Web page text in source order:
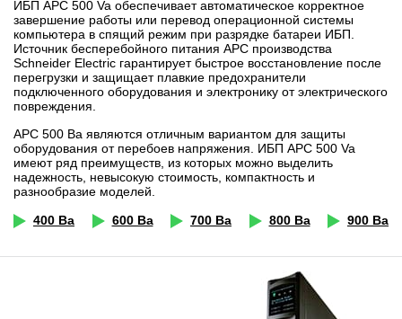
ИБП APC 500 Va обеспечивает автоматическое корректное
завершение работы или перевод операционной системы
компьютера в спящий режим при разрядке батареи ИБП.
Источник бесперебойного питания APC производства
Schneider Electric гарантирует быстрое восстановление после
перегрузки и защищает плавкие предохранители
подключенного оборудования и электронику от электрического
повреждения.
APC 500 Ва являются отличным вариантом для защиты
оборудования от перебоев напряжения. ИБП APC 500 Va
имеют ряд преимуществ, из которых можно выделить
надежность, невысокую стоимость, компактность и
разнообразие моделей.
400 Ва
600 Ва 700 Ва 800 Ва 900 Ва